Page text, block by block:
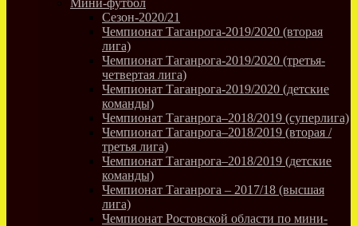
Сезон-2020/21
Чемпионат Таганрога-2019/2020 (вторая
лига)
Чемпионат Таганрога-2019/2020 (третья-
четвертая лига)
Чемпионат Таганрога-2019/2020 (детские
команды)
Чемпионат Таганрога–2018/2019 (суперлига)
Чемпионат Таганрога–2018/2019 (вторая /
третья лига)
Чемпионат Таганрога–2018/2019 (детские
команды)
Чемпионат Таганрога – 2017/18 (высшая
лига)
Чемпионат Ростовской области по мини-